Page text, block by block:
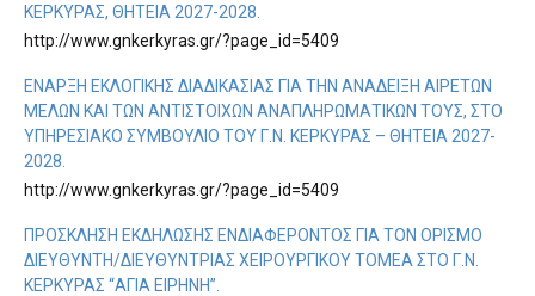
ΚΈΡΚΥΡΑΣ, ΘΗΤΕΊΑ 2027-2028.
http://www.gnkerkyras.gr/?page_id=5409
ΈΝΑΡΞΗ ΕΚΛΟΓΙΚΉΣ ΔΙΑΔΙΚΑΣΊΑΣ ΓΙΑ ΤΗΝ ΑΝΆΔΕΙΞΗ ΑΙΡΕΤΏΝ
ΜΕΛΏΝ ΚΑΙ ΤΩΝ ΑΝΤΊΣΤΟΙΧΩΝ ΑΝΑΠΛΗΡΩΜΑΤΙΚΏΝ ΤΟΥΣ, ΣΤΟ
ΥΠΗΡΕΣΙΑΚΌ ΣΥΜΒΟΎΛΙΟ ΤΟΥ Γ.Ν. ΚΈΡΚΥΡΑΣ – ΘΗΤΕΙΑ 2027-
2028.
http://www.gnkerkyras.gr/?page_id=5409
ΠΡΌΣΚΛΗΣΗ ΕΚΔΉΛΩΣΗΣ ΕΝΔΙΑΦΈΡΟΝΤΟΣ ΓΙΑ ΤΟΝ ΟΡΙΣΜΌ
ΔΙΕΥΘΥΝΤΉ/ΔΙΕΥΘΎΝΤΡΙΑΣ ΧΕΙΡΟΥΡΓΙΚΟΎ ΤΟΜΈΑ ΣΤΟ Γ.Ν.
ΚΈΡΚΥΡΑΣ “ΑΓΙΑ ΕΙΡΗΝΗ”.